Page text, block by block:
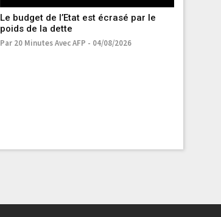
Le budget de l’Etat est écrasé par le
poids de la dette
Par 20 Minutes Avec AFP - 04/08/2026